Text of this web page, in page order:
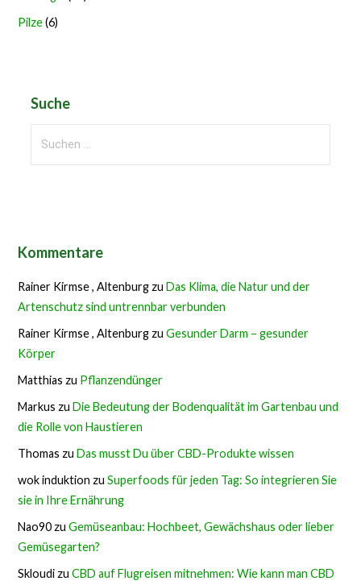
Pilze(6)
Suche
Kommentare
Rainer Kirmse , Altenburg zuDas Klima, die Natur und der
Artenschutz sind untrennbar verbunden
Rainer Kirmse , Altenburg zuGesunder Darm – gesunder
Körper
Matthias zu Pflanzendünger
Markus zuDie Bedeutung der Bodenqualität im Gartenbau und
die Rolle von Haustieren
Thomas zuDas musst Du über CBD-Produkte wissen
wok induktion zuSuperfoods für jeden Tag: So integrieren Sie
sie in Ihre Ernährung
Nao90 zuGemüseanbau: Hochbeet, Gewächshaus oder lieber
Gemüsegarten?
Skloudi zuCBD auf Flugreisen mitnehmen: Wie kann man CBD